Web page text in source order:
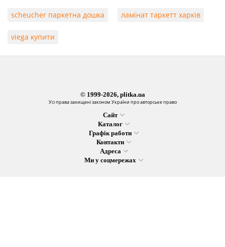
scheucher паркетна дошка ламінат таркетт харків
viega купити
© 1999-2026, plitka.ua
Усі права захищені законом України про авторське право
Сайт
Каталог
Графік работи
Контакти
Адреса
Ми у соцмережах